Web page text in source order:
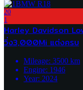
20
1
Harley Davidson
วิ่ง3,000Mi แต่งครบ
Mileage: 3500 km
Engine: 1946
Year: 2024